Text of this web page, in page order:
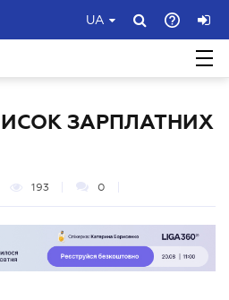
UA
ЗАРПЛАТНИХ
193 0